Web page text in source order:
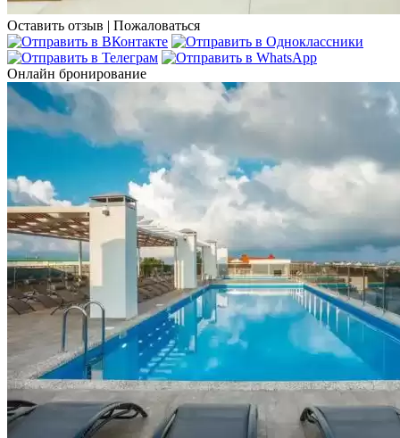
Оставить отзыв | Пожаловаться
Онлайн бронирование